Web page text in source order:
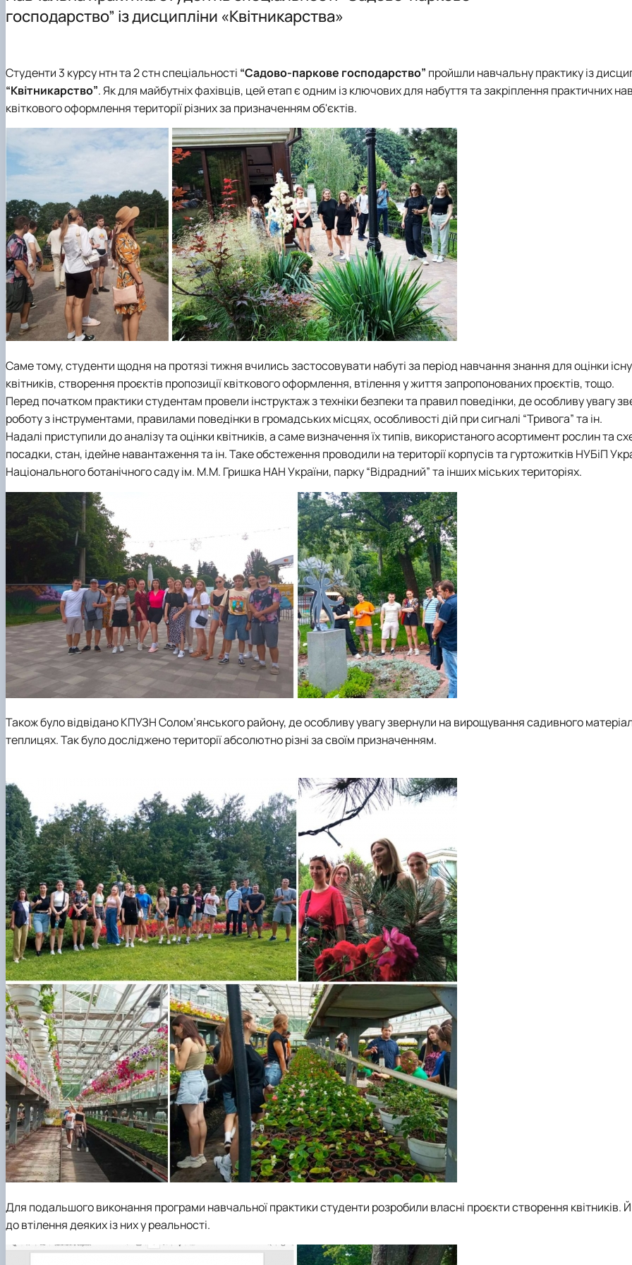
Лабораторії
Співпраця
Приймальна комісія
Олімпіади університету
PhD
Матеріальне забезпечення
Інфраструктура
Конференції
Наукові гуртки
Природа та Мистецтво
Фітодизайн та сучасна флористика
господарство” із дисципліни «Квітникарства»
Студенти 3 курсу нтн та 2 стн спеціальності “Садово-паркове господарство” пройшли навчальну практику із
“Квітникарство”. Як для майбутніх фахівців, цей етап є одним із ключових для набуття та закріплення практичних
квіткового оформлення території різних за призначенням об'єктів.
Саме тому, студенти щодня на протязі тижня вчились застосовувати набуті за період навчання знання для оцінки
квітників, створення проєктів пропозиції квіткового оформлення, втілення у життя запропонованих проєктів, тощо.
Перед початком практики студентам провели інструктаж з техніки безпеки та правил поведінки, де особливу увагу
роботу з інструментами, правилами поведінки в громадських місцях, особливості дій при сигналі “Тривога” та ін.
Надалі приступили до аналізу та оцінки квітників, а саме визначення їх типів, використаного асортимент рослин та
посадки, стан, ідейне навантаження та ін. Таке обстеження проводили на території корпусів та гуртожитків НУБіП
Національного ботанічного саду ім. М.М. Гришка НАН України, парку “Відрадний” та інших міських територіях.
Також було відвідано КПУЗН Солом’янського району, де особливу увагу звернули на вирощування садивного
теплицях. Так було досліджено території абсолютно різні за своїм призначенням.
Для подальшого виконання програми навчальної практики студенти розробили власні проєкти створення квітників.
до втілення деяких із них у реальності.